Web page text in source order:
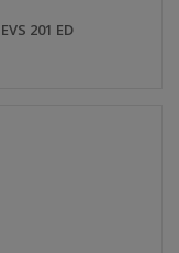
201 ED